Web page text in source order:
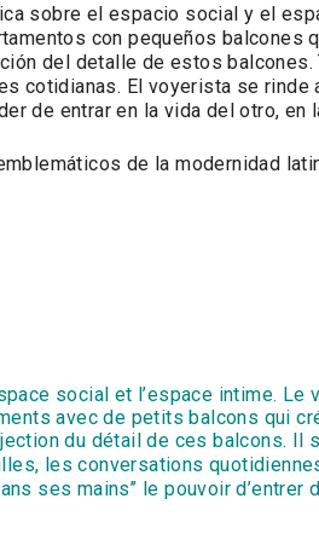
sobre el espacio social y el
con pequeños balcones
del detalle de estos
cotidianas. El voyerista se
de entrar en la vida del otro,
de la modernidad
social et l’espace intime.
avec de petits balcons qui
du détail de ces balcons. Il
les conversations
ses mains’’ le pouvoir